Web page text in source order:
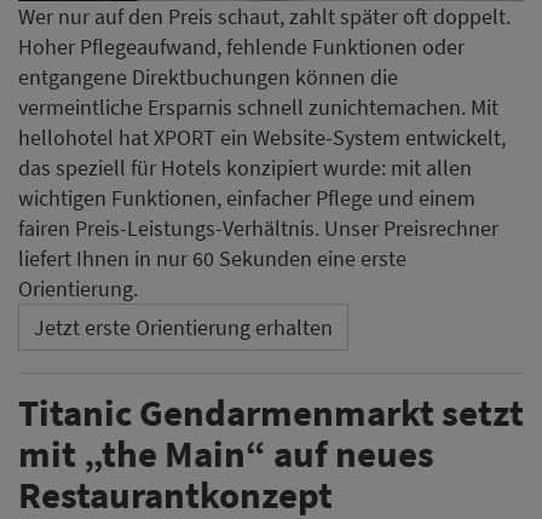
Wer nur auf den Preis schaut, zahlt später oft doppelt.
Hoher Pflegeaufwand, fehlende Funktionen oder
entgangene Direktbuchungen können die
vermeintliche Ersparnis schnell zunichtemachen. Mit
hellohotel hat XPORT ein Website-System entwickelt,
das speziell für Hotels konzipiert wurde: mit allen
wichtigen Funktionen, einfacher Pflege und einem
fairen Preis-Leistungs-Verhältnis. Unser Preisrechner
liefert Ihnen in nur 60 Sekunden eine erste
Orientierung.
Jetzt erste Orientierung erhalten
Titanic Gendarmenmarkt setzt
mit „the Main“ auf neues
Restaurantkonzept